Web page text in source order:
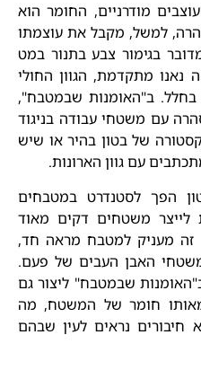
מודרניים, החומר הוא
למשל, מקבל את עוצמתו
בגימור צבע בתנור במט
נאנו מתקדמת, הגוון החולי
ב"האומנות שבמטבח",
עם משטחי עבודה בניגוד
של בטון בהיר או שיש
עם גוון הארונות.
הפך לסטנדרט במטבחים
היכולת לייצר משטחים דקים מאוד
עובי זה מעניק למטבח מראה חד,
למשטחי האבן העבים של פעם.
שבמטבח" ליצור גם
מאותו חומר של המשטח, מה
חיבורים נראים לעין שבהם